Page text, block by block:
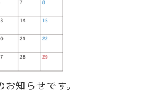
知らせです。